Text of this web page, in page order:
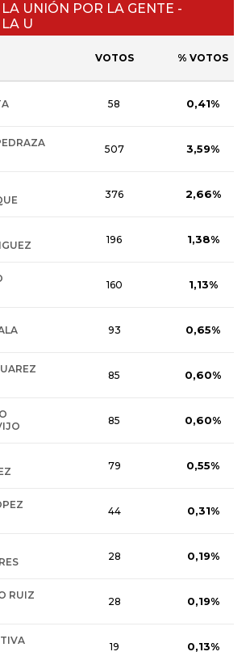
UNIÓN POR LA GENTE -
U
VOTOS % VOTOS
58 0,41%
507 3,59%
376 2,66%
196 1,38%
160 1,13%
93 0,65%
85 0,60%
85 0,60%
79 0,55%
44 0,31%
28 0,19%
RUIZ
28 0,19%
19 0,13%